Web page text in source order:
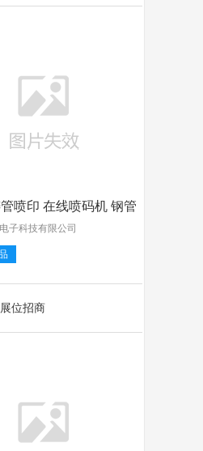
喷印 在线喷码机 钢管
子科技有限公司
展位招商